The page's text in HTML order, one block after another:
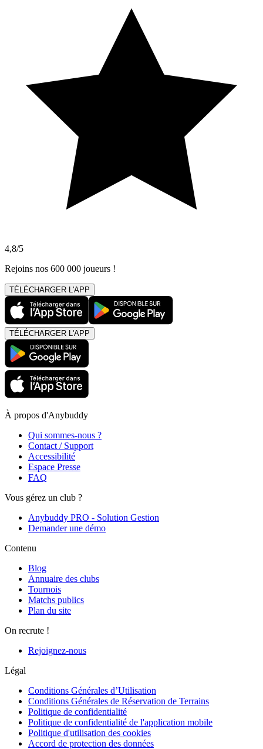
4,8/5
Rejoins nos 600 000 joueurs !
TÉLÉCHARGER L'APP
TÉLÉCHARGER L'APP
À propos d'Anybuddy
Qui sommes-nous ?
Contact / Support
Accessibilité
Espace Presse
FAQ
Vous gérez un club ?
Anybuddy PRO - Solution Gestion
Demander une démo
Contenu
Blog
Annuaire des clubs
Tournois
Matchs publics
Plan du site
On recrute !
Rejoignez-nous
Légal
Conditions Générales d’Utilisation
Conditions Générales de Réservation de Terrains
Politique de confidentialité
Politique de confidentialité de l'application mobile
Politique d'utilisation des cookies
Accord de protection des données